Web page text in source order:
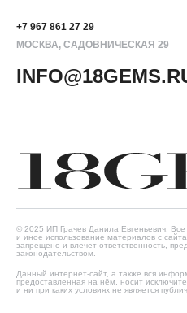
+7 967 861 27 29
МОСКВА, САДОВНИЧЕСКАЯ 29
© 2025 ИП Грачев Данила Евгеньевич.
и иное использование материалов с
запрещено и влечет ответственность,
законодательством.
Данный интернет-сайт, а также вся
предоставленная на нём, носит
и ни при каких условиях не является